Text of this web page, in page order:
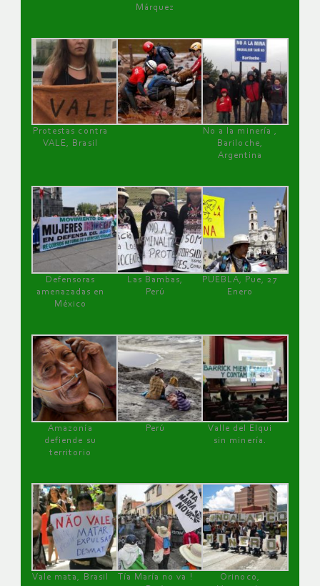
Márquez
Protestas contra
VALE, Brasil
No a la minería ,
Bariloche,
Argentina
Defensoras
amenazadas en
México
Las Bambas,
Perú
PUEBLA, Pue, 27
Enero
Amazonía
defiende su
territorio
Perú
Valle del Elqui
sin minería.
Vale mata, Brasil
Tía María no va !
Orinoco,